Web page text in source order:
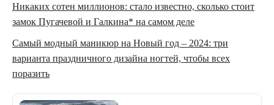
Никаких сотен миллионов: стало известно, сколько стоит
замок Пугачевой и Галкина* на самом деле
Самый модный маникюр на Новый год – 2024: три
варианта праздничного дизайна ногтей, чтобы всех
поразить